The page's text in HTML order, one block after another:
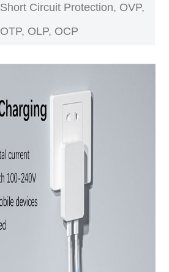
Short Circuit Protection, OVP,
OTP, OLP, OCP